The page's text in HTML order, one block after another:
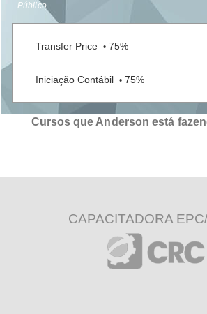
Público
Transfer Price • 75%
Iniciação Contábil • 75%
Cursos que Anderson está
CAPACITADORA